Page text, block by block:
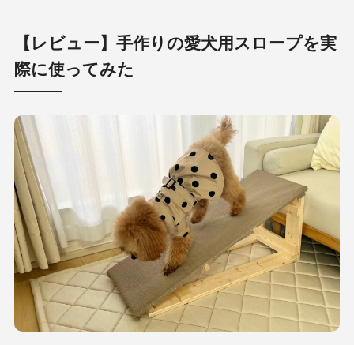
【レビュー】手作りの愛犬用スロープを実
際に使ってみた